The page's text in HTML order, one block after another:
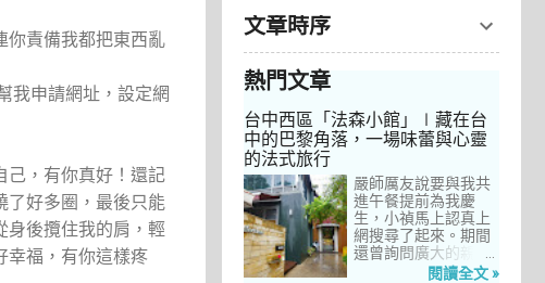
你責備我都把東西亂
我申請網址，設定網
己，有你真好！還記
了好多圈，最後只能
身後攬住我的肩，輕
幸福，有你這樣疼
文章時序
熱門文章
台中西區「法森小館」∣藏在台
中的巴黎角落，一場味蕾與心靈
的法式旅行
嚴師厲友說要與我共
進午餐提前為我慶
生，小禎馬上認真上
網搜尋了起來。期間
還曾詢問廣大的親友
們有沒有推薦的餐
閱讀全文 »